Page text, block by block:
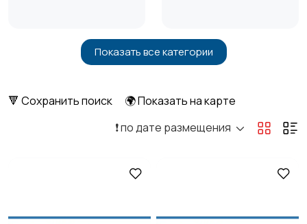
Бытовые услуги и
Высший менеджмент
Добыча сырья,
Домашний персонал Издательства и СМИ
Показать все категории
🔻 Сохранить поиск
🌍 Показать на карте
❗️ по дате размещения